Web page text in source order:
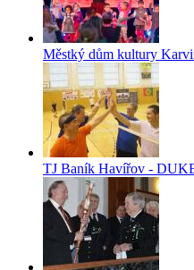
Městký dům kultury
TJ Baník Havířov -